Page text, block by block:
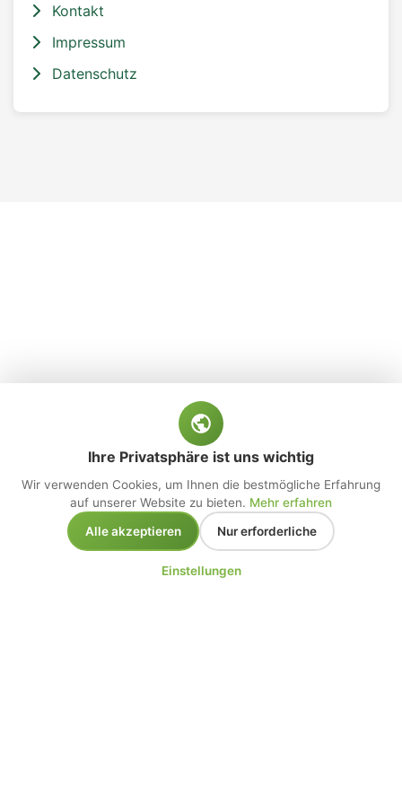
Kontakt
Impressum
Datenschutz
Ihre Privatsphäre ist uns wichtig
Wir verwenden Cookies, um Ihnen die bestmögliche Erfahrung
auf unserer Website zu bieten. Mehr erfahren
Alle akzeptieren
Nur erforderliche
Einstellungen